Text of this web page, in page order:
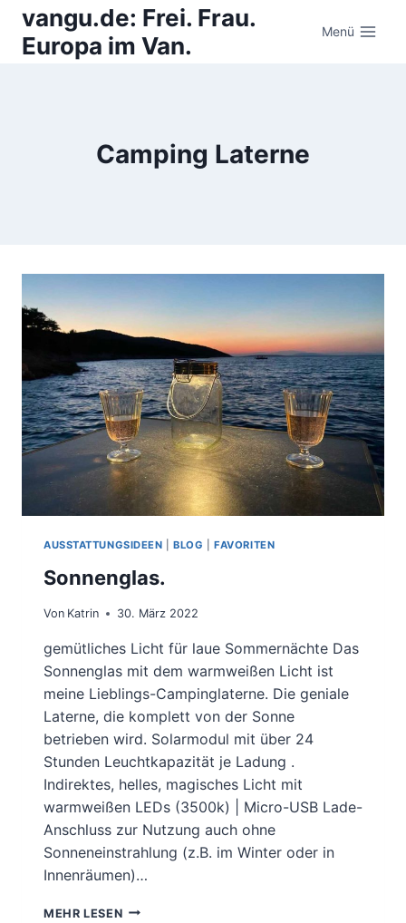
Zum
Inhalt
springen
vangu.de: Frei. Frau.
Europa im Van.
Menü
Camping Laterne
AUSSTATTUNGSIDEEN |BLOG |FAVORITEN
Sonnenglas.
Von Katrin 30. März 2022
gemütliches Licht für laue Sommernächte Das
Sonnenglas mit dem warmweißen Licht ist
meine Lieblings-Campinglaterne. Die geniale
Laterne, die komplett von der Sonne
betrieben wird. Solarmodul mit über 24
Stunden Leuchtkapazität je Ladung .
Indirektes, helles, magisches Licht mit
warmweißen LEDs (3500k) | Micro-USB Lade-
Anschluss zur Nutzung auch ohne
Sonneneinstrahlung (z.B. im Winter oder in
Innenräumen)…
MEHR LESENSONNENGLAS.